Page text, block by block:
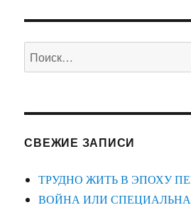
ni
ki
Искать:
СВЕЖИЕ ЗАПИСИ
ТРУДНО ЖИТЬ В ЭПОХУ
ВОЙНА ИЛИ